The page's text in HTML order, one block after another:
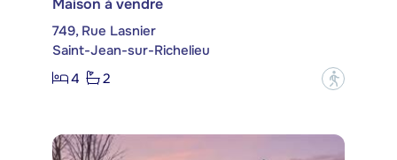
Maison à vendre
749, Rue Lasnier
Saint-Jean-sur-Richelieu
4
2 ?